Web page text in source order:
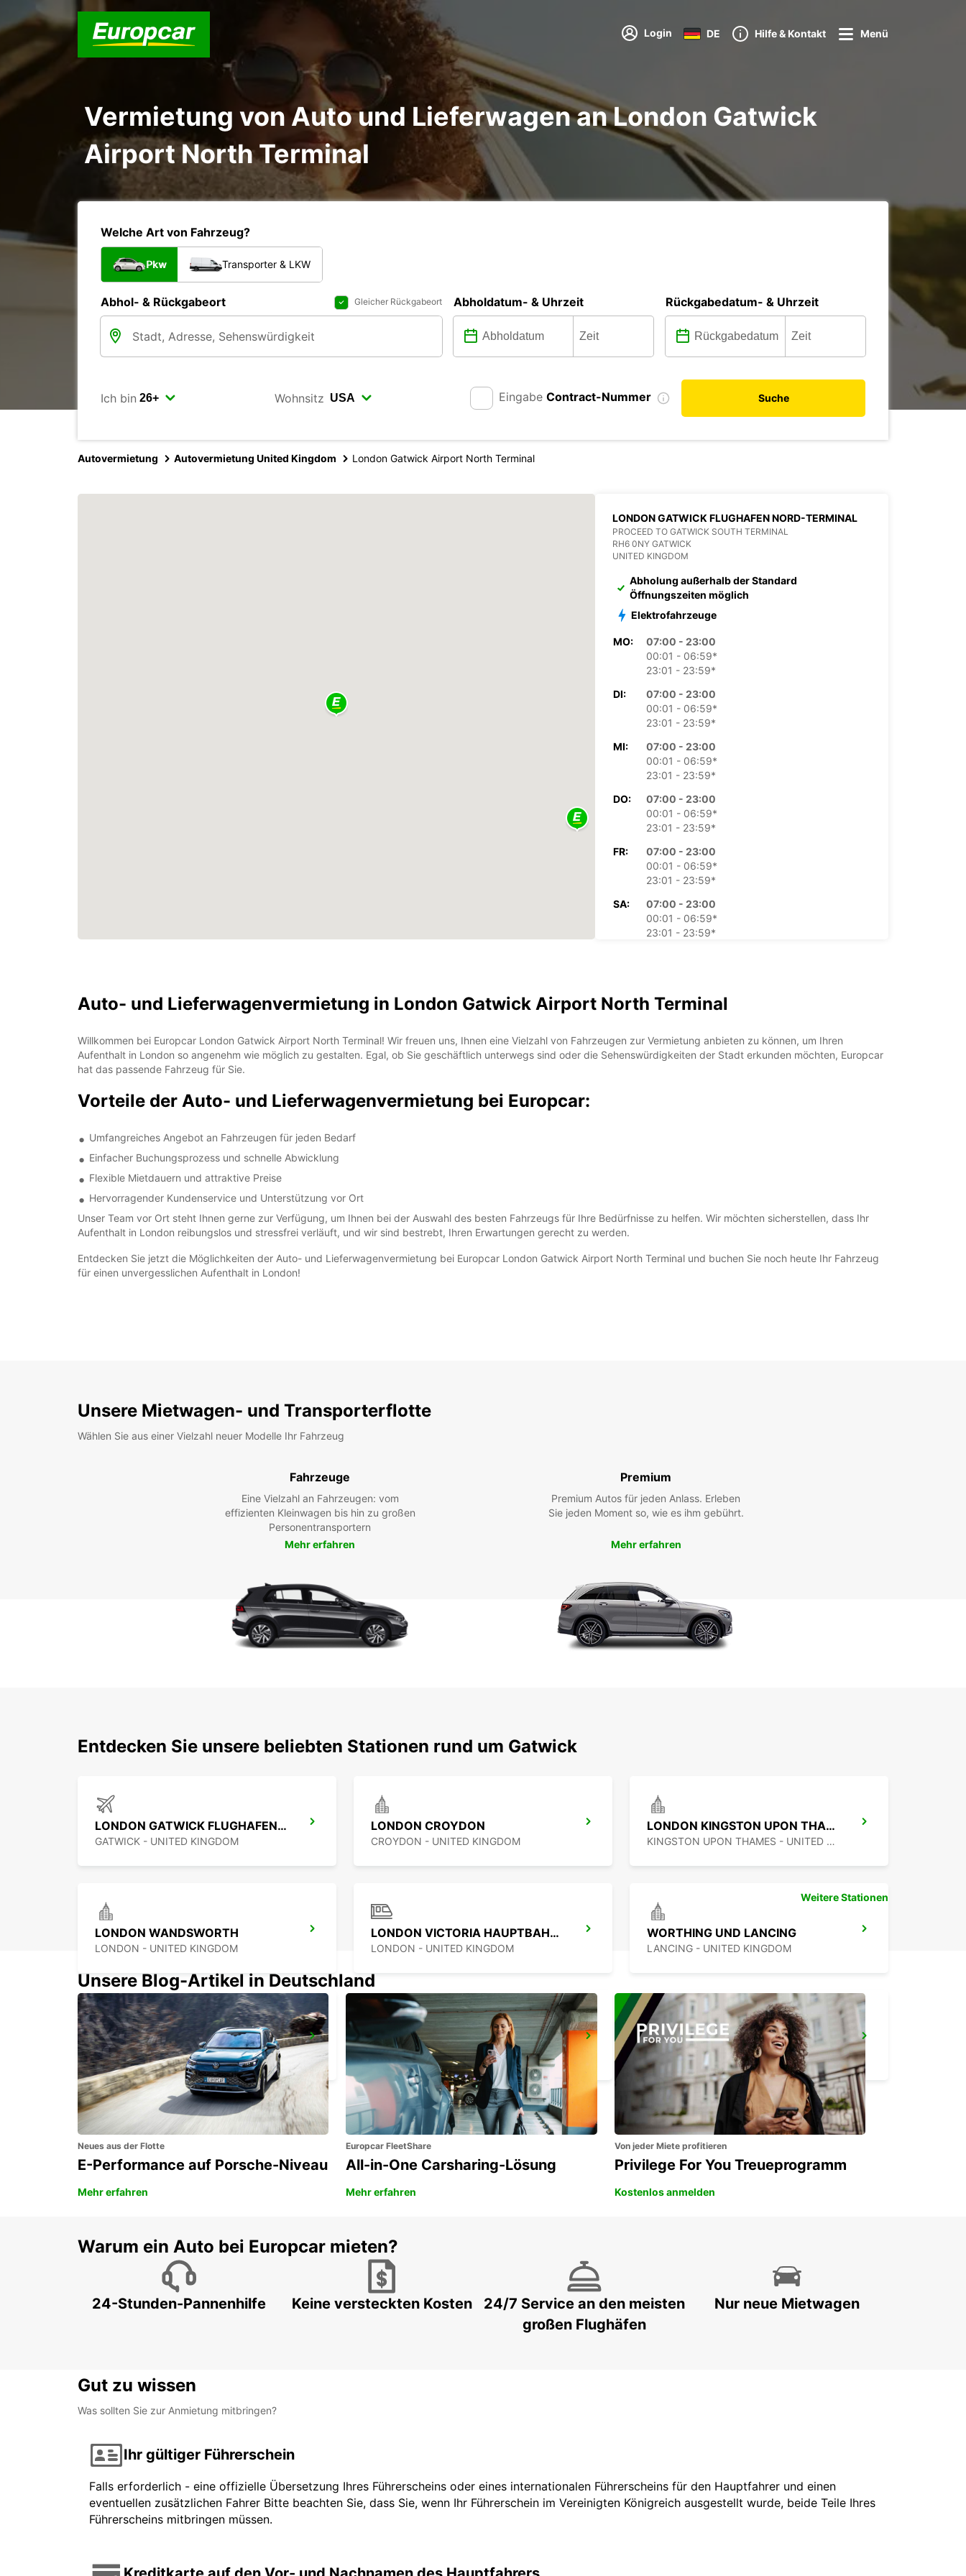
Login DE Hilfe & Kontakt Menü
Vermietung von Auto und Lieferwagen an London Gatwick
Airport North Terminal
Welche Art von Fahrzeug?
Pkw Transporter & LKW
Abhol- & Rückgabeort Gleicher Rückgabeort Abholdatum- & Uhrzeit Rückgabedatum- & Uhrzeit
Ich bin Wohnsitz Eingabe Contract-Nummer Suche
Autovermietung Autovermietung United Kingdom London Gatwick Airport North Terminal
LONDON GATWICK FLUGHAFEN NORD-TERMINAL
PROCEED TO GATWICK SOUTH TERMINAL
RH6 0NY GATWICK
UNITED KINGDOM
Abholung außerhalb der Standard
Öffnungszeiten möglich
Elektrofahrzeuge
MO:
07:00 - 23:00
00:01 - 06:59*
23:01 - 23:59*
DI:
07:00 - 23:00
00:01 - 06:59*
23:01 - 23:59*
MI:
07:00 - 23:00
00:01 - 06:59*
23:01 - 23:59*
DO:
07:00 - 23:00
00:01 - 06:59*
23:01 - 23:59*
FR:
07:00 - 23:00
00:01 - 06:59*
23:01 - 23:59*
SA:
07:00 - 23:00
00:01 - 06:59*
23:01 - 23:59*
*Abholung und Rückgabe außerhalb der
Die Öffnungszeiten können aufgrund von gesetzlichen
Feiertagen variieren.
Auto- und Lieferwagenvermietung in London Gatwick Airport North Terminal
Willkommen bei Europcar London Gatwick Airport North Terminal! Wir freuen uns, Ihnen eine Vielzahl von Fahrzeugen zur Vermietung anbieten zu können, um Ihren
Aufenthalt in London so angenehm wie möglich zu gestalten. Egal, ob Sie geschäftlich unterwegs sind oder die Sehenswürdigkeiten der Stadt erkunden möchten, Europcar
hat das passende Fahrzeug für Sie.
Vorteile der Auto- und Lieferwagenvermietung bei Europcar:
Umfangreiches Angebot an Fahrzeugen für jeden Bedarf
Einfacher Buchungsprozess und schnelle Abwicklung
Flexible Mietdauern und attraktive Preise
Hervorragender Kundenservice und Unterstützung vor Ort
Unser Team vor Ort steht Ihnen gerne zur Verfügung, um Ihnen bei der Auswahl des besten Fahrzeugs für Ihre Bedürfnisse zu helfen. Wir möchten sicherstellen, dass Ihr
Aufenthalt in London reibungslos und stressfrei verläuft, und wir sind bestrebt, Ihren Erwartungen gerecht zu werden.
Entdecken Sie jetzt die Möglichkeiten der Auto- und Lieferwagenvermietung bei Europcar London Gatwick Airport North Terminal und buchen Sie noch heute Ihr Fahrzeug
für einen unvergesslichen Aufenthalt in London!
Unsere Mietwagen- und Transporterflotte
Wählen Sie aus einer Vielzahl neuer Modelle Ihr Fahrzeug
Fahrzeuge
Eine Vielzahl an Fahrzeugen: vom
effizienten Kleinwagen bis hin zu großen
Personentransportern
Mehr erfahren
Premium
Premium Autos für jeden Anlass. Erleben
Sie jeden Moment so, wie es ihm gebührt.
Mehr erfahren
Entdecken Sie unsere beliebten Stationen rund um Gatwick
LONDON GATWICK FLUGHAFEN SÜD-TERMINAL
GATWICK - UNITED KINGDOM
LONDON CROYDON
CROYDON - UNITED KINGDOM
LONDON KINGSTON UPON THAMES
KINGSTON UPON THAMES - UNITED KINGDOM
LONDON WANDSWORTH
LONDON - UNITED KINGDOM
LONDON VICTORIA HAUPTBAHNHOF
LONDON - UNITED KINGDOM
WORTHING UND LANCING
LANCING - UNITED KINGDOM
LONDON HEATHROW FLUGHAFEN
LONDON - UNITED KINGDOM
LONDON KINGS CROSS HAUPTBAHNHOF
LONDON - UNITED KINGDOM LONDON - UNITED KINGDOM
Weitere Stationen
Unsere Blog-Artikel in Deutschland
Neues aus der Flotte
E-Performance auf Porsche-Niveau
Mehr erfahren
Europcar FleetShare
All-in-One Carsharing-Lösung
Mehr erfahren
Von jeder Miete profitieren
Privilege For You Treueprogramm
Kostenlos anmelden
Warum ein Auto bei Europcar mieten?
24-Stunden-Pannenhilfe Keine versteckten Kosten
24/7 Service an den meisten
großen Flughäfen
Nur neue Mietwagen
Gut zu wissen
Was sollten Sie zur Anmietung mitbringen?
Ihr gültiger Führerschein
Falls erforderlich - eine offizielle Übersetzung Ihres Führerscheins oder eines internationalen Führerscheins für den Hauptfahrer und einen
eventuellen zusätzlichen Fahrer Bitte beachten Sie, dass Sie, wenn Ihr Führerschein im Vereinigten Königreich ausgestellt wurde, beide Teile Ihres
Führerscheins mitbringen müssen.